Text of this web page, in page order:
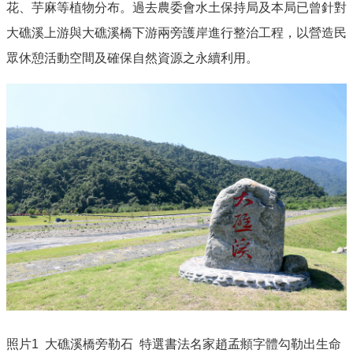
花、芋麻等植物分布。過去農委會水土保持局及本局已曾針對
大礁溪上游與大礁溪橋下游兩旁護岸進行整治工程，以營造民
眾休憩活動空間及確保自然資源之永續利用。
照片1 大礁溪橋旁勒石 特選書法名家趙孟頫字體勾勒出生命